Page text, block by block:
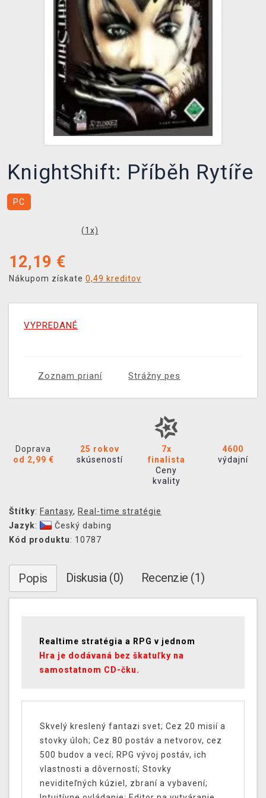
XZONE KLUB
KnightShift: Příběh Rytíře
PC
(1 x)
12,19 €
Nákupom získate 0,49 kreditov
VYPREDANÉ
Zoznam prianí Strážny pes
Doprava
od 2,99 €
25 rokov
skúseností
7x
finalista
Ceny
kvality
4600
výdajní
Štítky: Fantasy, Real-time stratégie
Jazyk:
Český dabing
Kód produktu: 10787
Popis Diskusia (0) Recenzie (1)
Realtime stratégia a RPG v jednom
Hra je dodávaná bez škatuľky na
samostatnom CD-čku.
Skvelý kreslený fantazi svet; Cez 20 misií a
stovky úloh; Cez 80 postáv a netvorov, cez
500 budov a vecí; RPG vývoj postáv, ich
vlastnosti a dôverností; Stovky
neviditeľných kúziel, zbraní a vybavení;